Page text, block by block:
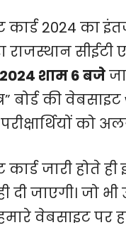
कार्ड 2024 का
राजस्थान
शाम 6 बजे
बोर्ड की
को
कार्ड जारी
जाएगी। जो
वेबसाइट